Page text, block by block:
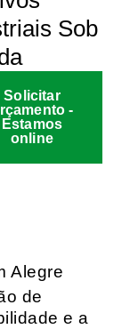
Sob
Solicitar
-
Estamos
online
Alegre
de
e a